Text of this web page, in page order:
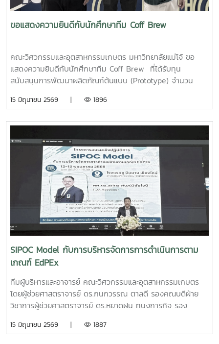
ขอแสดงความยินดีกับนักศึกษาทีม Coff Brew
คณะวิศวกรรมและอุตสาหกรรมเกษตร มหาวิทยาลัยแม่โจ้ ขอ
แสดงความยินดีกับนักศึกษาทีม Coff Brew ที่ได้รับทุน
สนับสนุนการพัฒนาผลิตภัณฑ์ต้นแบบ (Prototype) จำนวน
2026 รอบภูมิภาค ภาคเหนือ ซึ่งจัดขึ้นเมื่อวันที่ 11 พฤษภาคม
เหนือ) จังหวัดเชียงใหม่ ผลงาน“เครื่องสกัดกาแฟรูปแบบใหม่โดย
ใช้เทคโนโลยี PLU”สมาชิกทีม• นายอนุพงศ์ เขื่อนแก้วนักศึกษา
ปริญญาโท คณะวิศวกรรมและอุตสาหกรรมเกษตร• นายอาทิตย์
ด่านกระโทกนักศึกษาปริญญาโท คณะวิศวกรรมและอุตสาหกรรม
เกษตร• นายตันติกร กันนานักศึกษาปริญญาตรี คณะ
บริหารธุรกิจ• Nirmala Bhuvana Chandra
Ramisettyนักศึกษาปริญญาโท วิทยาลัยนานาชาติอาจารย์ที่
ปรึกษารองศาสตราจารย์ ดร.จตุรภัทร วาฤทธิ์คณะวิศวกรรมและ
อุตสาหกรรมเกษตรการแข่งขัน Startup Thailand League
2026 เป็นเวทีสำคัญในการส่งเสริมศักยภาพนักศึกษาด้าน
นวัตกรรมและการเป็นผู้ประกอบการรุ่นใหม่ โดยเปิดโอกาสให้
นักศึกษาได้นำเสนอแนวคิดธุรกิจและผลงานนวัตกรรมสู่การ
พัฒนาเชิงพาณิชย์ในระดับประเทศทั้งนี้ ทีม Coff Brew ได้รับ
คัดเลือกให้พัฒนาผลงานต้นแบบและเตรียมเข้าร่วมกิจกรรม
Demo Day ระหว่างวันที่ 25–27 มิถุนายน 2569 ณ ศูนย์การค้า
สยามพารากอน กรุงเทพมหานคร เพื่อจัดแสดงผลงานต่อนัก
ไปคณะวิศวกรรมและอุตสาหกรรมเกษตร ขอร่วมชื่นชมและภาค
15 มิถุนายน 2569 | 1896
SIPOC Model กับการบริหารจัดการการดำเนินการตาม
เกณฑ์ EdPEx
ทีมผู้บริหารและอาจารย์ คณะวิศวกรรมและอุตสาหกรรมเกษตร
โดยผู้ช่วยศาสตราจารย์ ดร.กนกวรรณ ตาลดี รองคณบดีฝ่าย
วิชาการผู้ช่วยศาสตราจารย์ ดร.หยาดฝน ทนงการกิจ รอง
ดร.พิไลวรรณ พรประสิทธ์ ผู้ช่วยคณบดีฝ่ายบริหารและเทคโนโลยี
15 มิถุนายน 2569 | 1887